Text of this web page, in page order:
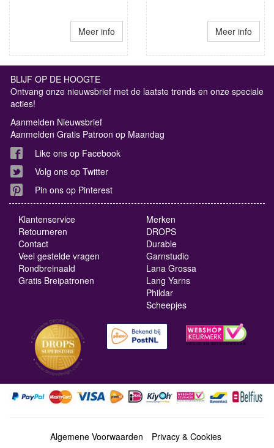
Meer info Meer info
BLIJF OP DE HOOGTE
Ontvang onze nieuwsbrief met de laatste trends en onze speciale
acties!
Aanmelden Nieuwsbrief
Aanmelden Gratis Patroon op Maandag
Like ons op Facebook
Volg ons op Twitter
Pin ons op Pinterest
Klantenservice
Retourneren
Contact
Veel gestelde vragen
Rondbreinaald
Gratis Breipatronen
Merken
DROPS
Durable
Garnstudio
Lana Grossa
Lang Yarns
Phildar
Scheepjes
Algemene Voorwaarden Privacy & Cookies